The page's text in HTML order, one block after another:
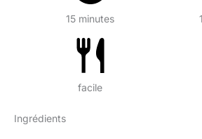
15 minutes
facile
Ingrédients